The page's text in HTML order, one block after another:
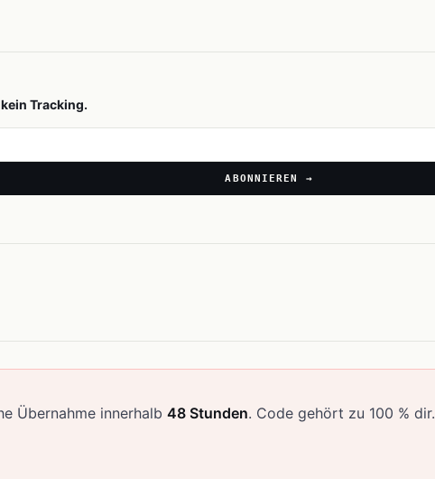
Tracking.
ABONNIEREN →
Übernahme innerhalb 48 Stunden. Code gehört zu 100 % dir.